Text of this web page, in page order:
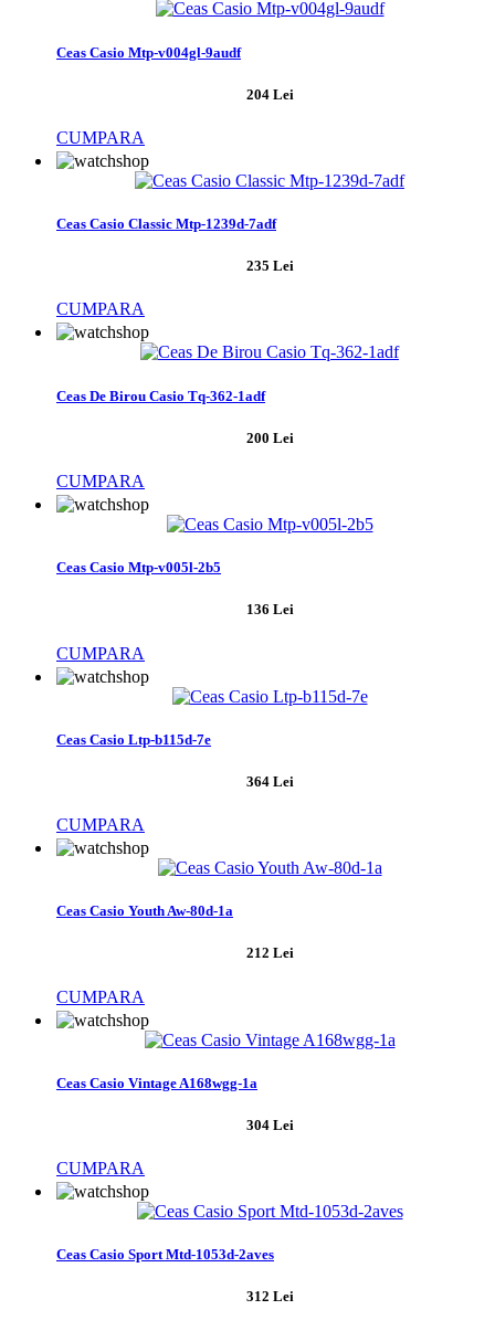
Ceas Casio Mtp-v004gl-9audf
204 Lei
CUMPARA
Ceas Casio Classic Mtp-1239d-7adf
235 Lei
CUMPARA
Ceas De Birou Casio Tq-362-1adf
200 Lei
CUMPARA
Ceas Casio Mtp-v005l-2b5
136 Lei
CUMPARA
Ceas Casio Ltp-b115d-7e
364 Lei
CUMPARA
Ceas Casio Youth Aw-80d-1a
212 Lei
CUMPARA
Ceas Casio Vintage A168wgg-1a
304 Lei
CUMPARA
Ceas Casio Sport Mtd-1053d-2aves
312 Lei